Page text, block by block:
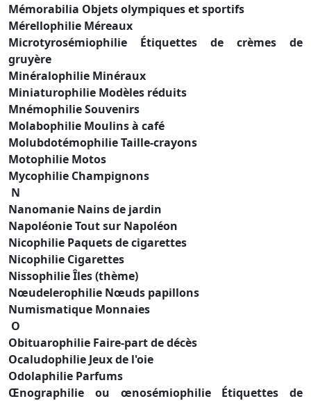
Mémorabilia Objets olympiques et sportifs
Mérellophilie Méreaux
Microtyrosémiophilie Étiquettes de crèmes de
gruyère
Minéralophilie Minéraux
Miniaturophilie Modèles réduits
Mnémophilie Souvenirs
Molabophilie Moulins à café
Molubdotémophilie Taille-crayons
Motophilie Motos
Mycophilie Champignons
N
Nanomanie Nains de jardin
Napoléonie Tout sur Napoléon
Nicophilie Paquets de cigarettes
Nicophilie Cigarettes
Nissophilie Îles (thème)
Nœudelerophilie Nœuds papillons
Numismatique Monnaies
O
Obituarophilie Faire-part de décès
Ocaludophilie Jeux de l'oie
Odolaphilie Parfums
Œnographilie ou œnosémiophilie Étiquettes de